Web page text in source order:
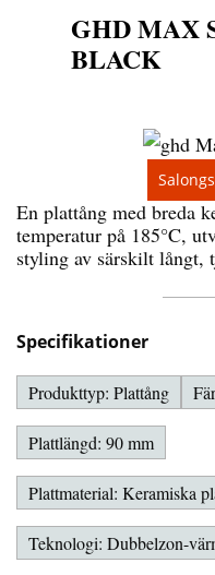
GHD MAX
BLACK
En plattång med breda
temperatur på 185°C,
styling av särskilt långt,
Specifikationer
Produkttyp: Plattång
Plattlängd: 90 mm
Plattmaterial: Keramiska
Teknologi: Dubbelzon-